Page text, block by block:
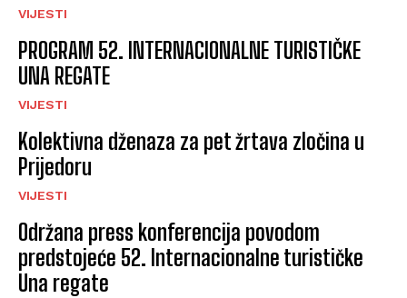
VIJESTI
PROGRAM 52. INTERNACIONALNE TURISTIČKE
UNA REGATE
VIJESTI
Kolektivna dženaza za pet žrtava zločina u
Prijedoru
VIJESTI
Održana press konferencija povodom
predstojeće 52. Internacionalne turističke
Una regate